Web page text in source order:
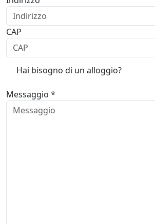
CAP
Hai bisogno di un alloggio?
Messaggio *